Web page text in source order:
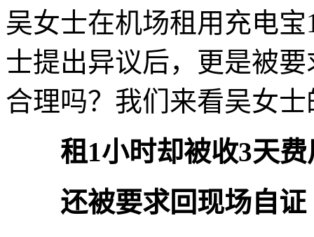
吴女士在机场租用充电
士提出异议后，更是被
合理吗？我们来看吴女
租1小时却被收3天费
还被要求回现场自证